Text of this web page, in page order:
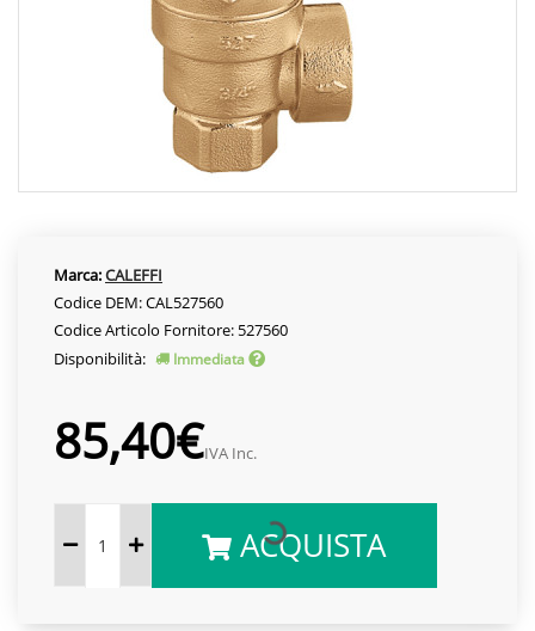
Marca:CALEFFI
Codice DEM: CAL527560
Codice Articolo Fornitore: 527560
Disponibilità:
Immediata
85,40€IVA Inc.
ACQUISTA